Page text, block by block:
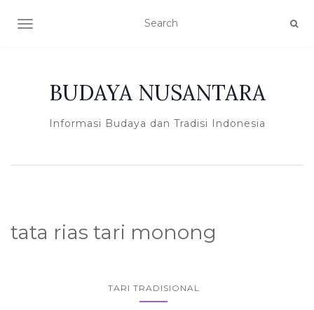
TOGGLE NAVIGATION
BUDAYA NUSANTARA
Informasi Budaya dan Tradisi Indonesia
tata rias tari monong
TARI TRADISIONAL